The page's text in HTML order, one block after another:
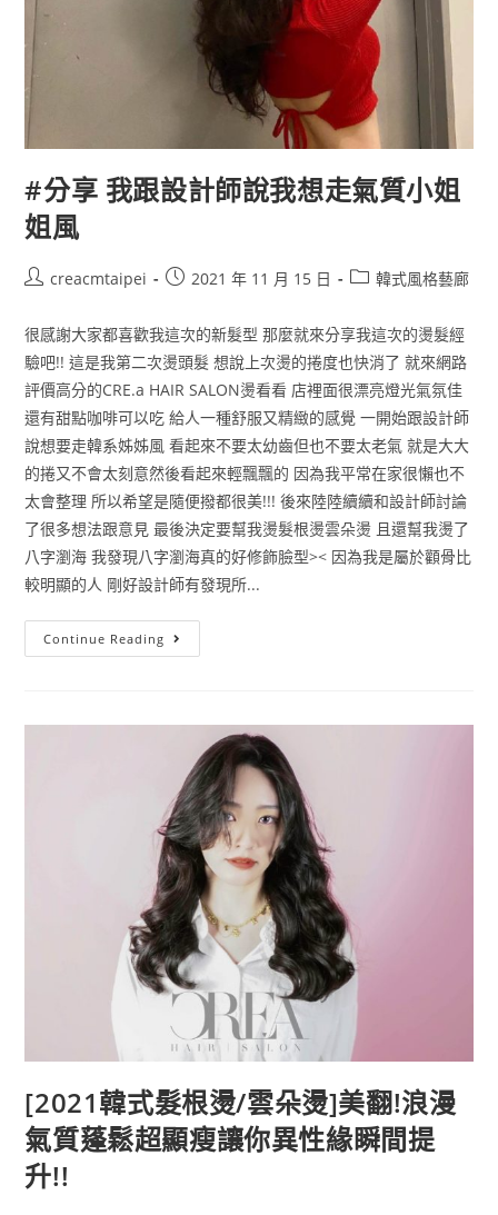
#分享 我跟設計師說我想走氣質小姐
姐風
creacmtaipei 2021 年 11 月 15 日 韓式風格藝廊
很感謝大家都喜歡我這次的新髮型 那麼就來分享我這次的燙髮經
驗吧!! 這是我第二次燙頭髮 想說上次燙的捲度也快消了 就來網路
評價高分的CRE.a HAIR SALON燙看看 店裡面很漂亮燈光氣氛佳
還有甜點咖啡可以吃 給人一種舒服又精緻的感覺 一開始跟設計師
說想要走韓系姊姊風 看起來不要太幼齒但也不要太老氣 就是大大
的捲又不會太刻意然後看起來輕飄飄的 因為我平常在家很懶也不
太會整理 所以希望是隨便撥都很美!!! 後來陸陸續續和設計師討論
了很多想法跟意見 最後決定要幫我燙髮根燙雲朵燙 且還幫我燙了
八字瀏海 我發現八字瀏海真的好修飾臉型>< 因為我是屬於顴骨比
較明顯的人 剛好設計師有發現所...
Continue Reading
[2021韓式髮根燙/雲朵燙]美翻!浪漫
氣質蓬鬆超顯瘦讓你異性緣瞬間提
升!!